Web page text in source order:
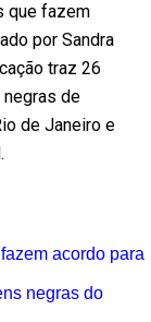
que fazem
por Sandra
traz 26
de
de Janeiro e
acordo para
negras do